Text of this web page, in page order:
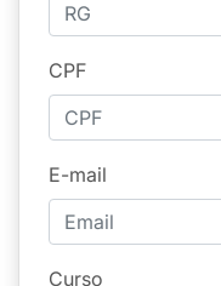
CPF
E-mail
Curso